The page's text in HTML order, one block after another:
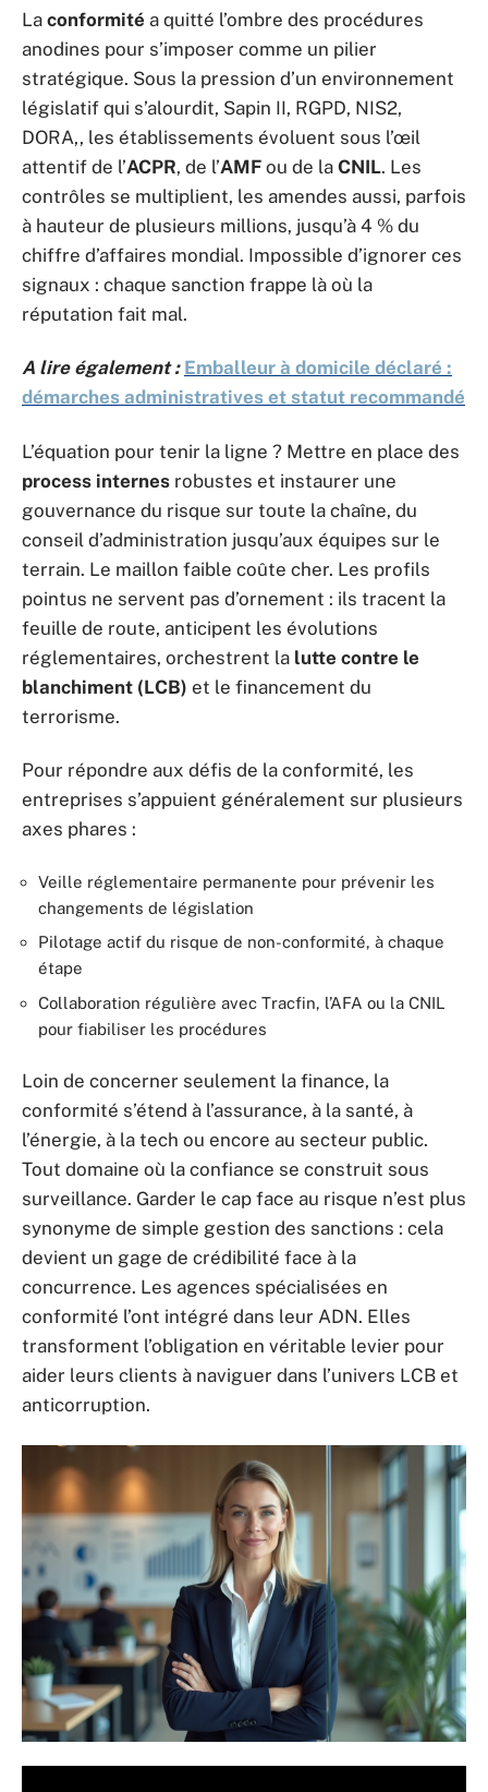
La conformité a quitté l’ombre des procédures
anodines pour s’imposer comme un pilier
stratégique. Sous la pression d’un environnement
législatif qui s’alourdit, Sapin II, RGPD, NIS2,
DORA,, les établissements évoluent sous l’œil
attentif de l’ACPR, de l’AMF ou de la CNIL. Les
contrôles se multiplient, les amendes aussi, parfois
à hauteur de plusieurs millions, jusqu’à 4 % du
chiffre d’affaires mondial. Impossible d’ignorer ces
signaux : chaque sanction frappe là où la
réputation fait mal.
A lire également : Emballeur à domicile déclaré :
démarches administratives et statut recommandé
L’équation pour tenir la ligne ? Mettre en place des
process internes robustes et instaurer une
gouvernance du risque sur toute la chaîne, du
conseil d’administration jusqu’aux équipes sur le
terrain. Le maillon faible coûte cher. Les profils
pointus ne servent pas d’ornement : ils tracent la
feuille de route, anticipent les évolutions
réglementaires, orchestrent la lutte contre le
blanchiment (LCB) et le financement du
terrorisme.
Pour répondre aux défis de la conformité, les
entreprises s’appuient généralement sur plusieurs
axes phares :
Veille réglementaire permanente pour prévenir les
changements de législation
Pilotage actif du risque de non-conformité, à chaque
étape
Collaboration régulière avec Tracfin, l’AFA ou la CNIL
pour fiabiliser les procédures
Loin de concerner seulement la finance, la
conformité s’étend à l’assurance, à la santé, à
l’énergie, à la tech ou encore au secteur public.
Tout domaine où la confiance se construit sous
surveillance. Garder le cap face au risque n’est plus
synonyme de simple gestion des sanctions : cela
devient un gage de crédibilité face à la
concurrence. Les agences spécialisées en
conformité l’ont intégré dans leur ADN. Elles
transforment l’obligation en véritable levier pour
aider leurs clients à naviguer dans l’univers LCB et
anticorruption.